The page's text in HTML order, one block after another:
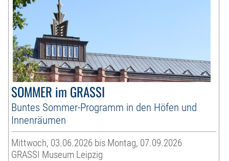
SOMMER im GRASSI
Buntes Sommer-Programm in den Höfen und
Innenräumen
Mittwoch, 03.06.2026 bis Montag, 07.09.2026
GRASSI Museum Leipzig